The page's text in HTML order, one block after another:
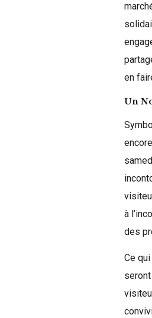
en
Un
à
des
Ce